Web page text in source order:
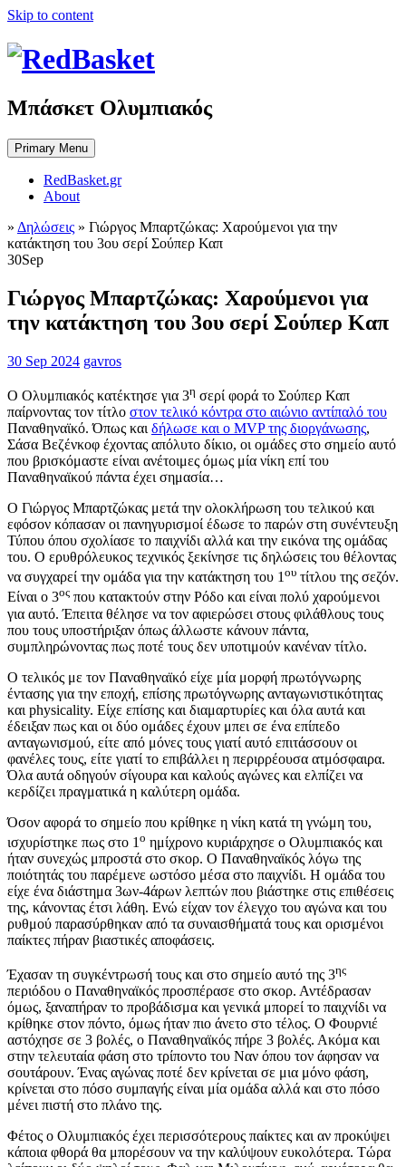
Skip to content
Μπάσκετ Ολυμπιακός
Primary Menu
RedBasket.gr
About
» Δηλώσεις » Γιώργος Μπαρτζώκας: Χαρούμενοι για την
κατάκτηση του 3ου σερί Σούπερ Καπ
30Sep
Γιώργος Μπαρτζώκας: Χαρούμενοι για
την κατάκτηση του 3ου σερί Σούπερ Καπ
30 Sep 2024 gavros
Ο Ολυμπιακός κατέκτησε για 3η σερί φορά το Σούπερ Καπ
παίρνοντας τον τίτλο στον τελικό κόντρα στο αιώνιο αντίπαλό του
Παναθηναϊκό. Όπως και δήλωσε και ο MVP της διοργάνωσης,
Σάσα Βεζένκοφ έχοντας απόλυτο δίκιο, οι ομάδες στο σημείο αυτό
που βρισκόμαστε είναι ανέτοιμες όμως μία νίκη επί του
Παναθηναϊκού πάντα έχει σημασία…
Ο Γιώργος Μπαρτζώκας μετά την ολοκλήρωση του τελικού και
εφόσον κόπασαν οι πανηγυρισμοί έδωσε το παρών στη συνέντευξη
Τύπου όπου σχολίασε το παιχνίδι αλλά και την εικόνα της ομάδας
του. Ο ερυθρόλευκος τεχνικός ξεκίνησε τις δηλώσεις του θέλοντας
να συγχαρεί την ομάδα για την κατάκτηση του 1 ου τίτλου της σεζόν.
Είναι ο 3ος που κατακτούν στην Ρόδο και είναι πολύ χαρούμενοι
για αυτό. Έπειτα θέλησε να τον αφιερώσει στους φιλάθλους τους
που τους υποστήριξαν όπως άλλωστε κάνουν πάντα,
συμπληρώνοντας πως ποτέ τους δεν υποτιμούν κανέναν τίτλο.
Ο τελικός με τον Παναθηναϊκό είχε μία μορφή πρωτόγνωρης
έντασης για την εποχή, επίσης πρωτόγνωρης ανταγωνιστικότητας
και physicality. Είχε επίσης και διαμαρτυρίες και όλα αυτά και
έδειξαν πως και οι δύο ομάδες έχουν μπει σε ένα επίπεδο
ανταγωνισμού, είτε από μόνες τους γιατί αυτό επιτάσσουν οι
φανέλες τους, είτε γιατί το επιβάλλει η περιρρέουσα ατμόσφαιρα.
Όλα αυτά οδηγούν σίγουρα και καλούς αγώνες και ελπίζει να
κερδίζει πραγματικά η καλύτερη ομάδα.
Όσον αφορά το σημείο που κρίθηκε η νίκη κατά τη γνώμη του,
ισχυρίστηκε πως στο 1 ο ημίχρονο κυριάρχησε ο Ολυμπιακός και
ήταν συνεχώς μπροστά στο σκορ. Ο Παναθηναϊκός λόγω της
ποιότητάς του παρέμενε ωστόσο μέσα στο παιχνίδι. Η ομάδα του
είχε ένα διάστημα 3ων-4άρων λεπτών που βιάστηκε στις επιθέσεις
της, κάνοντας έτσι λάθη. Ενώ είχαν τον έλεγχο του αγώνα και του
ρυθμού παρασύρθηκαν από τα συναισθήματά τους και ορισμένοι
παίκτες πήραν βιαστικές αποφάσεις.
Έχασαν τη συγκέντρωσή τους και στο σημείο αυτό της 3ης
περιόδου ο Παναθηναϊκός προσπέρασε στο σκορ. Αντέδρασαν
όμως, ξαναπήραν το προβάδισμα και γενικά μπορεί το παιχνίδι να
κρίθηκε στον πόντο, όμως ήταν πιο άνετο στο τέλος. Ο Φουρνιέ
αστόχησε σε 3 βολές, ο Παναθηναϊκός πήρε 3 βολές. Ακόμα και
στην τελευταία φάση στο τρίποντο του Ναν όπου τον άφησαν να
σουτάρουν. Ένας αγώνας ποτέ δεν κρίνεται σε μια μόνο φάση,
κρίνεται στο πόσο συμπαγής είναι μία ομάδα αλλά και στο πόσο
μένει πιστή στο πλάνο της.
Φέτος ο Ολυμπιακός έχει περισσότερους παίκτες και αν προκύψει
κάποια φθορά θα μπορέσουν να την καλύψουν ευκολότερα. Τώρα